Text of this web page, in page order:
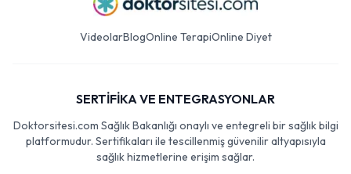
VideolarBlogOnline TerapiOnline Diyet
SERTİFİKA VE ENTEGRASYONLAR
Doktorsitesi.com Sağlık Bakanlığı onaylı ve entegreli bir sağlık bilgi
platformudur. Sertifikaları ile tescillenmiş güvenilir altyapısıyla
sağlık hizmetlerine erişim sağlar.